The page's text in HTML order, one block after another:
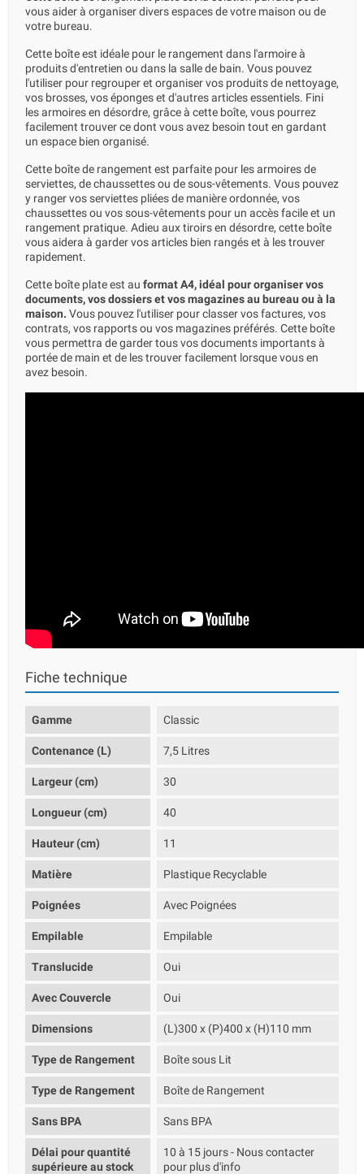
vous aider à organiser divers espaces de votre maison ou de
votre bureau.
Cette boîte est idéale pour le rangement dans l'armoire à
produits d'entretien ou dans la salle de bain. Vous pouvez
l'utiliser pour regrouper et organiser vos produits de nettoyage,
vos brosses, vos éponges et d'autres articles essentiels. Fini
les armoires en désordre, grâce à cette boîte, vous pourrez
facilement trouver ce dont vous avez besoin tout en gardant
un espace bien organisé.
Cette boîte de rangement est parfaite pour les armoires de
serviettes, de chaussettes ou de sous-vêtements. Vous pouvez
y ranger vos serviettes pliées de manière ordonnée, vos
chaussettes ou vos sous-vêtements pour un accès facile et un
rangement pratique. Adieu aux tiroirs en désordre, cette boîte
vous aidera à garder vos articles bien rangés et à les trouver
rapidement.
Cette boîte plate est au format A4, idéal pour organiser vos
documents, vos dossiers et vos magazines au bureau ou à la
maison. Vous pouvez l'utiliser pour classer vos factures, vos
contrats, vos rapports ou vos magazines préférés. Cette boîte
vous permettra de garder tous vos documents importants à
portée de main et de les trouver facilement lorsque vous en
avez besoin.
Fiche technique
Gamme Classic
Contenance (L) 7,5 Litres
Largeur (cm) 30
Longueur (cm) 40
Hauteur (cm) 11
Matière Plastique Recyclable
Poignées Avec Poignées
Empilable Empilable
Translucide Oui
Avec Couvercle Oui
Dimensions (L)300 x (P)400 x (H)110 mm
Type de Rangement Boîte sous Lit
Type de Rangement Boîte de Rangement
Sans BPA Sans BPA
Délai pour quantité
supérieure au stock
10 à 15 jours - Nous contacter
pour plus d'info